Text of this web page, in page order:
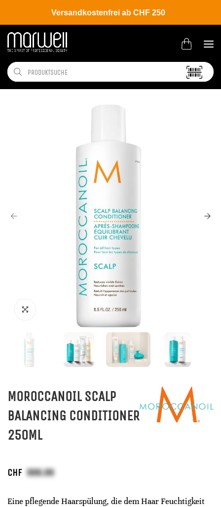
Versandkostenfrei ab CHF 250
Shop Brands Moroccanoil Scalp
MOROCCANOIL SCALP
BALANCING CONDITIONER
250ML
CHF
Eine pflegende Haarspülung, die dem Haar Feuchtigkeit